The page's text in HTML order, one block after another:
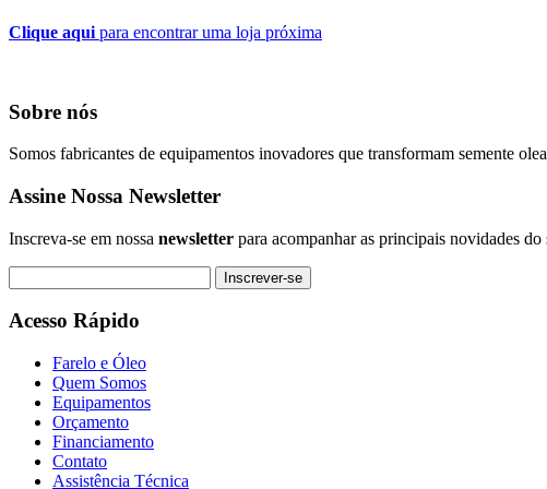
Clique aqui para encontrar uma loja próxima
Sobre nós
Somos fabricantes de equipamentos inovadores que transformam semente
Assine Nossa Newsletter
Inscreva-se em nossa newsletter para acompanhar as principais novidades do
Inscrever-se
Acesso Rápido
Farelo e Óleo
Quem Somos
Equipamentos
Orçamento
Financiamento
Contato
Assistência Técnica